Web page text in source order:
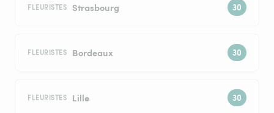
FLEURISTES Strasbourg
FLEURISTES Bordeaux
FLEURISTES Lille